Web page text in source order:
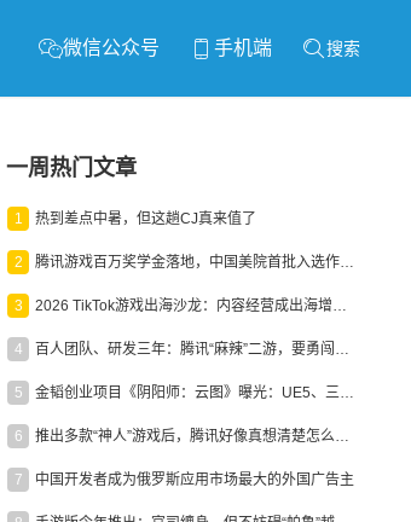
微信公众号 手机端 搜索
一周热门文章
1 热到差点中暑，但这趟CJ真来值了
2 腾讯游戏百万奖学金落地，中国美院首批入选作品获业内关注
3 2026 TikTok游戏出海沙龙：内容经营成出海增长新引擎
4 百人团队、研发三年：腾讯“麻辣”二游，要勇闯男性恋爱市场
5 金韬创业项目《阴阳师：云图》曝光：UE5、三端互通、ARPG
6 推出多款“神人”游戏后，腾讯好像真想清楚怎么做二次元了
7 中国开发者成为俄罗斯应用市场最大的外国广告主